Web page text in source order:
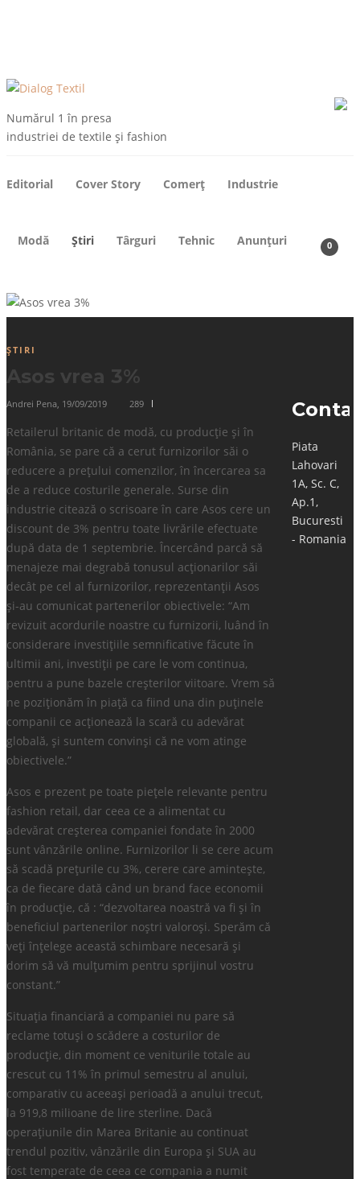
Numărul 1 în presa
industriei de textile și fashion
Editorial Cover Story Comerț Industrie
Modă Știri Târguri Tehnic Anunțuri 0
ȘTIRI
Asos vrea 3%
Andrei Pena, 19/09/2019 289
Retailerul britanic de modă, cu producție și în
România, se pare că a cerut furnizorilor săi o
reducere a prețului comenzilor, în încercarea sa
de a reduce costurile generale. Surse din
industrie citează o scrisoare în care Asos cere un
discount de 3% pentru toate livrările efectuate
după data de 1 septembrie. Încercând parcă să
menajeze mai degrabă tonusul acționarilor săi
decât pe cel al furnizorilor, reprezentanții Asos
și-au comunicat partenerilor obiectivele: “Am
revizuit acordurile noastre cu furnizorii, luând în
considerare investițiile semnificative făcute în
ultimii ani, investiții pe care le vom continua,
pentru a pune bazele creșterilor viitoare. Vrem să
ne poziționăm în piață ca fiind una din puținele
companii ce acționează la scară cu adevărat
globală, și suntem convinși că ne vom atinge
obiectivele.”
Asos e prezent pe toate piețele relevante pentru
fashion retail, dar ceea ce a alimentat cu
adevărat creșterea companiei fondate în 2000
sunt vânzările online. Furnizorilor li se cere acum
să scadă prețurile cu 3%, cerere care amintește,
ca de fiecare dată când un brand face economii
în producție, că : “dezvoltarea noastră va fi și în
beneficiul partenerilor noștri valoroși. Sperăm că
veți înțelege această schimbare necesară și
dorim să vă mulțumim pentru sprijinul vostru
constant.”
Situația financiară a companiei nu pare să
reclame totuși o scădere a costurilor de
producție, din moment ce veniturile totale au
crescut cu 11% în primul semestru al anului,
comparativ cu aceeași perioadă a anului trecut,
la 919,8 milioane de lire sterline. Dacă
operațiunile din Marea Britanie au continuat
trendul pozitiv, vânzările din Europa și SUA au
fost temperate de ceea ce compania a numit
Piata
Lahovari
1A, Sc. C,
Ap.1,
Bucuresti
- Romania